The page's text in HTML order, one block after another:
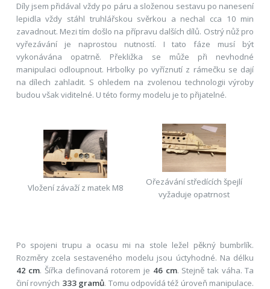
Díly jsem přidával vždy po páru a složenou sestavu po nanesení
lepidla vždy stáhl truhlářskou svěrkou a nechal cca 10 min
zavadnout. Mezi tím došlo na přípravu dalších dílů. Ostrý nůž pro
vyřezávání je naprostou nutností. I tato fáze musí být
vykonávána opatrně. Překližka se může při nevhodné
manipulaci odloupnout. Hrbolky po vyříznutí z rámečku se dají
na dílech zahladit. S ohledem na zvolenou technologii výroby
budou však viditelné. U této formy modelu je to přijatelné.
Vložení závaží z matek M8
Ořezávání středících špejlí
vyžaduje opatrnost
Po spojeni trupu a ocasu mi na stole ležel pěkný bumbrlík.
Rozměry zcela sestaveného modelu jsou úctyhodné. Na délku
42 cm. Šířka definovaná rotorem je 46 cm. Stejně tak váha. Ta
činí rovných 333 gramů. Tomu odpovídá též úroveň manipulace.